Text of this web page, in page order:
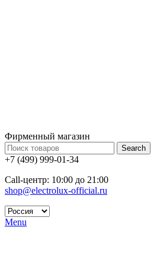
Фирменный магазин
Search
+7 (499) 999-01-34
Call-центр: 10:00 до 21:00
shop@electrolux-official.ru
Menu